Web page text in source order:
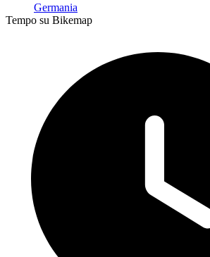
Germania
Tempo su Bikemap